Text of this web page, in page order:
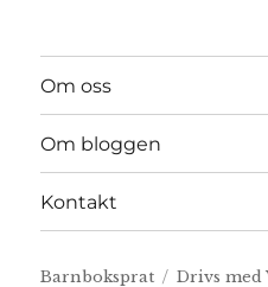
Om oss
Om bloggen
Kontakt
Barnboksprat Drivs med